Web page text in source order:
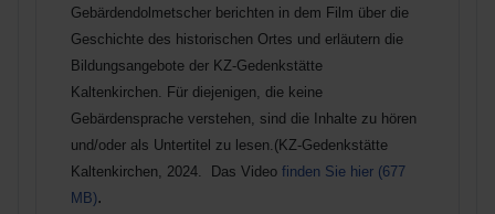
Gebärdendolmetscher berichten in dem Film über die
Geschichte des historischen Ortes und erläutern die
Bildungsangebote der KZ-Gedenkstätte
Kaltenkirchen. Für diejenigen, die keine
Gebärdensprache verstehen, sind die Inhalte zu hören
und/oder als Untertitel zu lesen.(KZ-Gedenkstätte
Kaltenkirchen, 2024. Das Video finden Sie hier (677
MB).